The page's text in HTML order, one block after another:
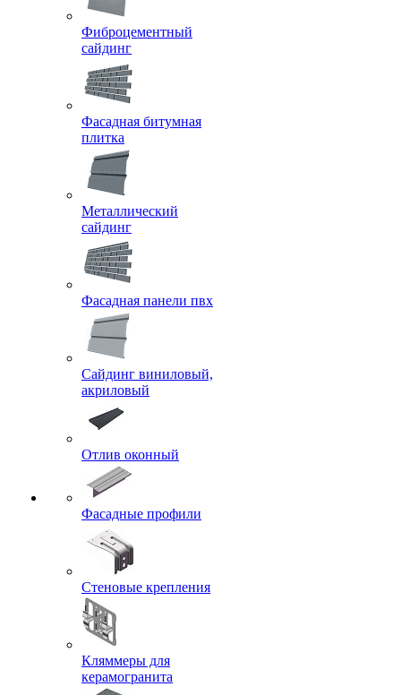
Фиброцементный
сайдинг
Фасадная битумная
плитка
Металлический
сайдинг
Фасадная панели пвх
Сайдинг виниловый,
акриловый
Отлив оконный
Фасадные профили
Стеновые крепления
Кляммеры для
керамогранита